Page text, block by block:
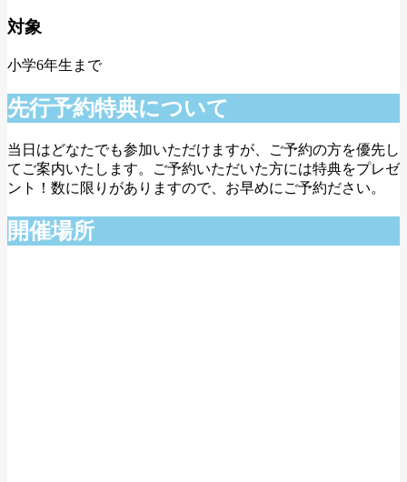
対象
小学6年生まで
先行予約特典について
当日はどなたでも参加いただけますが、ご予約の方を優先し
てご案内いたします。ご予約いただいた方には特典をプレゼ
ント！数に限りがありますので、お早めにご予約ださい。
開催場所